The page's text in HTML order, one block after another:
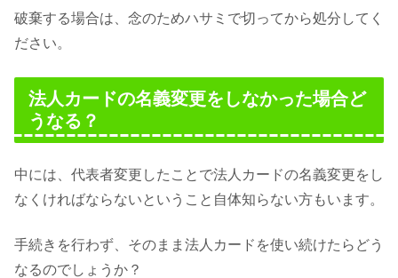
破棄する場合は、念のためハサミで切ってから処分してく
ださい。
法人カードの名義変更をしなかった場合ど
うなる？
中には、代表者変更したことで法人カードの名義変更をし
なくければならないということ自体知らない方もいます。
手続きを行わず、そのまま法人カードを使い続けたらどう
なるのでしょうか？